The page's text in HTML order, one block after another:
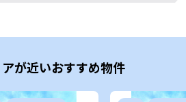
が近いおすすめ物件